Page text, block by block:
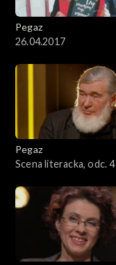
Pegaz
26.04.2017
Pegaz
Scena literacka, odc. 4